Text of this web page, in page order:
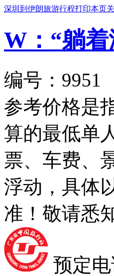
深圳到伊朗旅游行程打印本页
W：“躺
编号：
参考价格是
算的最低单
票、车费、
浮动，具体
准！敬请悉
预定电